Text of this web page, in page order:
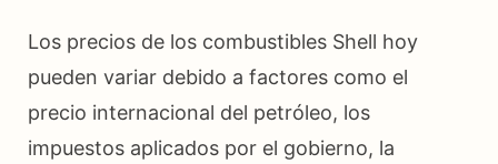
Los precios de los combustibles Shell hoy
pueden variar debido a factores como el
precio internacional del petróleo, los
impuestos aplicados por el gobierno, la